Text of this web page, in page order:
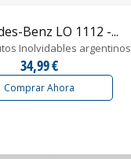
Benz LO 1112 -...
Inolvidables argentinos
34,99 €
Comprar Ahora